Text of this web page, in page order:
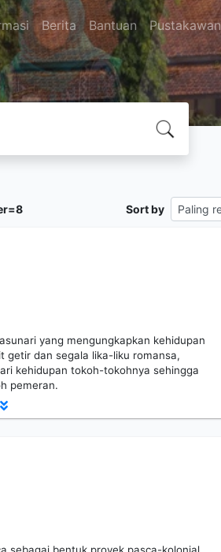
Berita Bantuan Pustakawan
Sort by
yang mengungkapkan kehidupan
getir dan segala lika-liku romansa,
kehidupan tokoh-tokohnya sehingga
pemeran.